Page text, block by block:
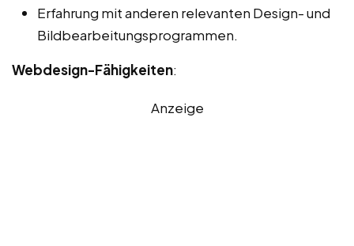
Erfahrung mit anderen relevanten Design- und
Bildbearbeitungsprogrammen.
Webdesign-Fähigkeiten:
Anzeige